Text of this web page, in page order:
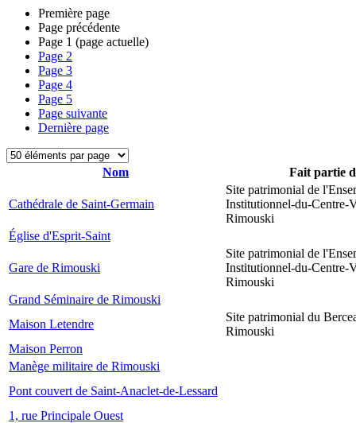
Première page
Page précédente
Page 1 (page actuelle)
Page 2
Page 3
Page 4
Page 5
Page suivante
Dernière page
Nom Fait partie
Cathédrale de Saint-Germain
Site patrimonial de
Institutionnel-du-Centre-
Rimouski
Église d'Esprit-Saint
Gare de Rimouski
Site patrimonial de
Institutionnel-du-Centre-
Rimouski
Grand Séminaire de Rimouski
Maison Letendre
Site patrimonial du
Rimouski
Maison Perron
Manège militaire de Rimouski
Pont couvert de Saint-Anaclet-de-Lessard
1, rue Principale Ouest